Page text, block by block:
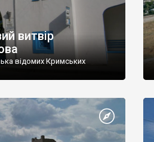
витвір
відомих Кримських